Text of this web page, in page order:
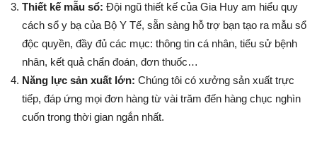
Thiết kế mẫu sổ: Đội ngũ thiết kế của Gia Huy am hiểu quy
cách sổ y bạ của Bộ Y Tế, sẵn sàng hỗ trợ bạn tạo ra mẫu sổ
độc quyền, đầy đủ các mục: thông tin cá nhân, tiểu sử bệnh
nhân, kết quả chẩn đoán, đơn thuốc…
Năng lực sản xuất lớn: Chúng tôi có xưởng sản xuất trực
tiếp, đáp ứng mọi đơn hàng từ vài trăm đến hàng chục nghìn
cuốn trong thời gian ngắn nhất.